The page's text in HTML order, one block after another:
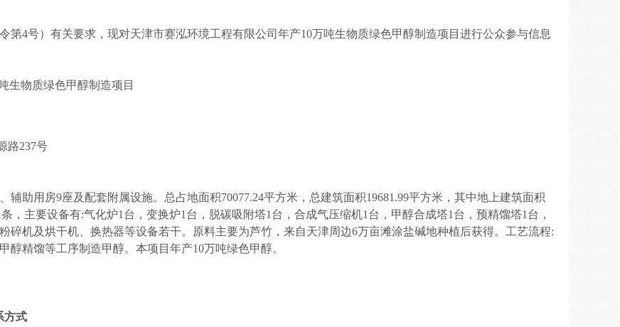
第4号）有关要求，现对天津市赛泓环境工程有限公司年产10万吨生物质绿色甲醇制造项目进行公众参与信息
生物质绿色甲醇制造项目
路237号
辅助用房9座及配套附属设施。总占地面积70077.24平方米，总建筑面积19681.99平方米，其中地上建筑面积
条，主要设备有:气化炉1 台，变换炉1 台，脱碳吸附塔1 台，合成气压缩机1 台，甲醇合成塔1 台，预精馏塔1 台，
碎机及烘干机、换热器等设备若干。原料主要为芦竹，来自天津周边6万亩滩涂盐碱地种植后获得。工艺流程:
醇精馏等工序制造甲醇。本项目年产10万吨绿色甲醇。
方式